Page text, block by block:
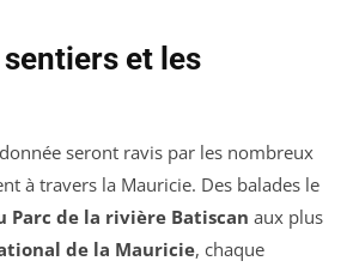
et les
seront ravis par les nombreux
à travers la Mauricie. Des balades le
Parc de la rivière Batiscan aux plus
de la Mauricie, chaque